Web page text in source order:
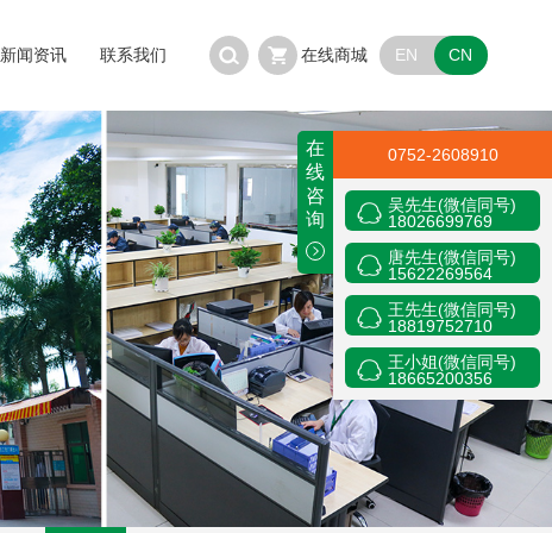
新闻资讯 联系我们 在线商城 EN CN
在
线
咨
询
0752-2608910
吴先生(微信同号)
18026699769
唐先生(微信同号)
15622269564
王先生(微信同号)
18819752710
王小姐(微信同号)
18665200356